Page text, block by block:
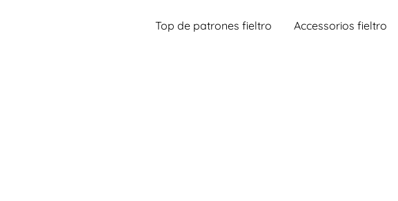
Top de patrones fieltro Accessorios fieltro